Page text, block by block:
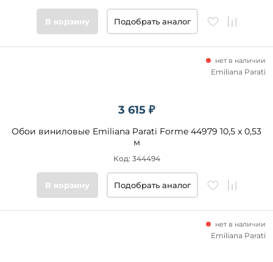
В корзину Подобрать аналог
3 615 ₽
Обои виниловые Emiliana Parati Forme 44979 10,5 x 0,53
м
нет в наличии
Код: 344494
Emiliana Parati
В корзину Подобрать аналог
нет в наличии
Emiliana Parati